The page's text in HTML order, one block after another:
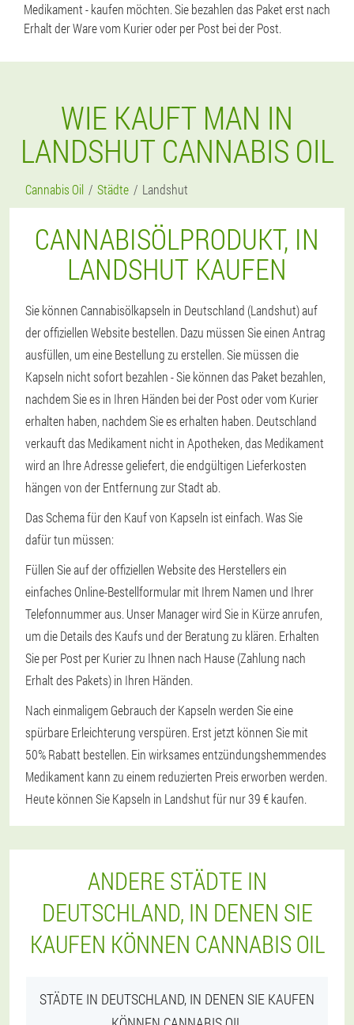
Medikament - kaufen möchten. Sie bezahlen das Paket erst nach
Erhalt der Ware vom Kurier oder per Post bei der Post.
WIE KAUFT MAN IN
LANDSHUT CANNABIS OIL
Cannabis Oil Städte Landshut
CANNABISÖLPRODUKT, IN
LANDSHUT KAUFEN
Sie können Cannabisölkapseln in Deutschland (Landshut) auf
der offiziellen Website bestellen. Dazu müssen Sie einen Antrag
ausfüllen, um eine Bestellung zu erstellen. Sie müssen die
Kapseln nicht sofort bezahlen - Sie können das Paket bezahlen,
nachdem Sie es in Ihren Händen bei der Post oder vom Kurier
erhalten haben, nachdem Sie es erhalten haben. Deutschland
verkauft das Medikament nicht in Apotheken, das Medikament
wird an Ihre Adresse geliefert, die endgültigen Lieferkosten
hängen von der Entfernung zur Stadt ab.
Das Schema für den Kauf von Kapseln ist einfach. Was Sie
dafür tun müssen:
Füllen Sie auf der offiziellen Website des Herstellers ein
einfaches Online-Bestellformular mit Ihrem Namen und Ihrer
Telefonnummer aus. Unser Manager wird Sie in Kürze anrufen,
um die Details des Kaufs und der Beratung zu klären. Erhalten
Sie per Post per Kurier zu Ihnen nach Hause (Zahlung nach
Erhalt des Pakets) in Ihren Händen.
Nach einmaligem Gebrauch der Kapseln werden Sie eine
spürbare Erleichterung verspüren. Erst jetzt können Sie mit
50% Rabatt bestellen. Ein wirksames entzündungshemmendes
Medikament kann zu einem reduzierten Preis erworben werden.
Heute können Sie Kapseln in Landshut für nur 39 € kaufen.
ANDERE STÄDTE IN
DEUTSCHLAND, IN DENEN SIE
KAUFEN KÖNNEN CANNABIS OIL
STÄDTE IN DEUTSCHLAND, IN DENEN SIE KAUFEN